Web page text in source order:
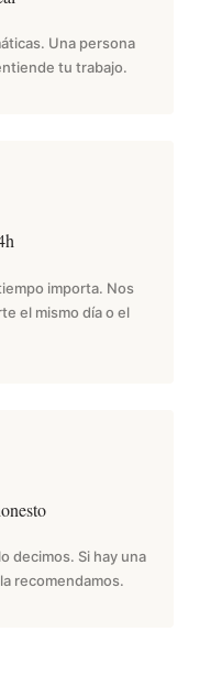
Una persona
tu trabajo.
importa. Nos
el mismo día o el
decimos. Si hay una
recomendamos.